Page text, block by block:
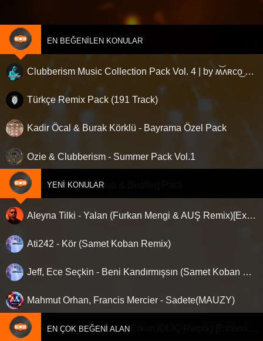
EN BEĞENILEN KONULAR
Clubberism Music Collection Pack Vol. 4 | by ʍ͝ʌʀco͜ ʌɴϯσɴio ҇
Türkçe Remix Pack (191 Track)
Kadir Öcal & Burak Körklü - Bayrama Özel Pack
Ozie & Clubberism - Summer Pack Vol.1
Clubberism - Mashup & Bootleg Pack
YENI KONULAR
Aleyna Tilki - Yalan (Furkan Mengi & AUŞ Remix)[Extended Version]
Ati242 - Kör (Samet Koban Remix)
Jeff, Ece Seçkin - Beni Kandırmışsın (Samet Koban Remix)
Mahmut Orhan, Francis Mercier - Sadete(MAUZY)
EN ÇOK BEĞENI ALAN